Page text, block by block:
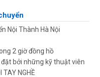
Nội Thành Hà Nội
2 giờ đồng hồ
đặt bởi những kỹ thuật viên
TAY NGHỀ